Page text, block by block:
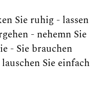
Sie ruhig - lassen
- nehemn Sie
- Sie brauchen
Sie einfach